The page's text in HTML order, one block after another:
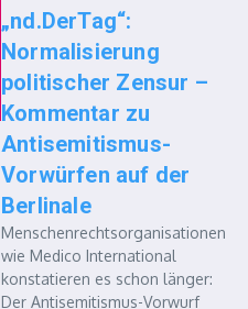
„nd.DerTag“:
Normalisierung
politischer Zensur –
Kommentar zu
Antisemitismus-
Vorwürfen auf der
Berlinale
Menschenrechtsorganisationen
wie Medico International
konstatieren es schon länger:
Der Antisemitismus-Vorwurf